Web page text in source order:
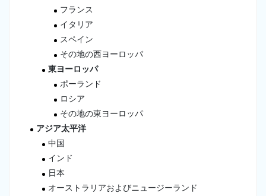
フランス
イタリア
スペイン
その地の西ヨーロッパ
東ヨーロッパ
ポーランド
ロシア
その地の東ヨーロッパ
アジア太平洋
中国
インド
日本
オーストラリアおよびニュージーランド